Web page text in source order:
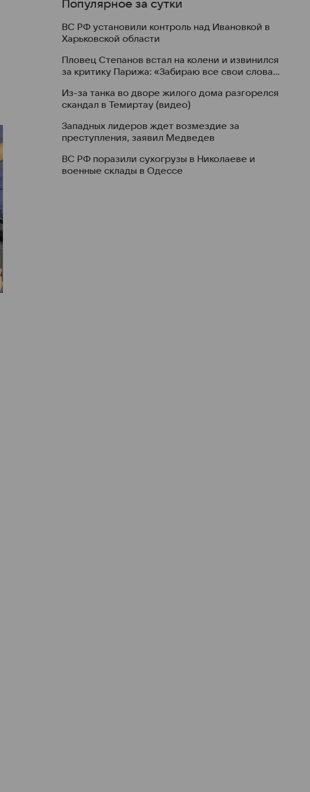
Популярное за сутки
ВС РФ установили контроль над Ивановкой в
Харьковской области
Пловец Степанов встал на колени и извинился
за критику Парижа: «Забираю все свои слова
Из-за танка во дворе жилого дома разгорелся
скандал в Темиртау (видео)
Западных лидеров ждет возмездие за
преступления, заявил Медведев
ВС РФ поразили сухогрузы в Николаеве и
военные склады в Одессе